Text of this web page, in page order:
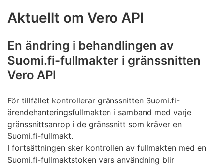
Aktuellt om Vero API
En ändring i behandlingen av
Suomi.fi-fullmakter i gränssnitten
Vero API
För tillfället kontrollerar gränssnitten Suomi.fi-
ärendehanteringsfullmakten i samband med varje
gränssnittsanrop i de gränssnitt som kräver en
Suomi.fi-fullmakt.
I fortsättningen sker kontrollen av fullmakten med en
Suomi.fi-fullmaktstoken vars användning blir